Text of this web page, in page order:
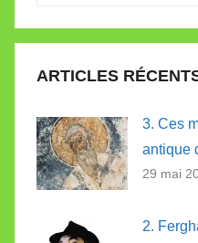
:
ARTICLES
3. Ces
antique
29 mai
2.